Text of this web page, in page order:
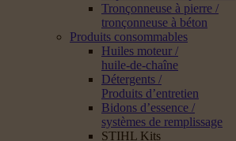
Tronçonneuse à pierre /
tronçonneuse à béton
Produits consommables
Huiles moteur /
huile-de-chaîne
Détergents /
Produits d’entretien
Bidons d’essence /
systèmes de remplissage
STIHL Kits